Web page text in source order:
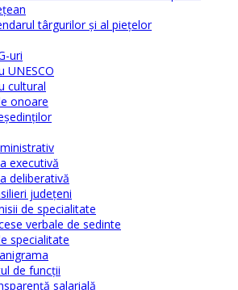
târgurilor şi al pieţelor
uri
UNESCO
cultural
onoare
executivă
deliberativă
judeţeni
de specialitate
verbale de sedinte
specialitate
de funcții
salarială